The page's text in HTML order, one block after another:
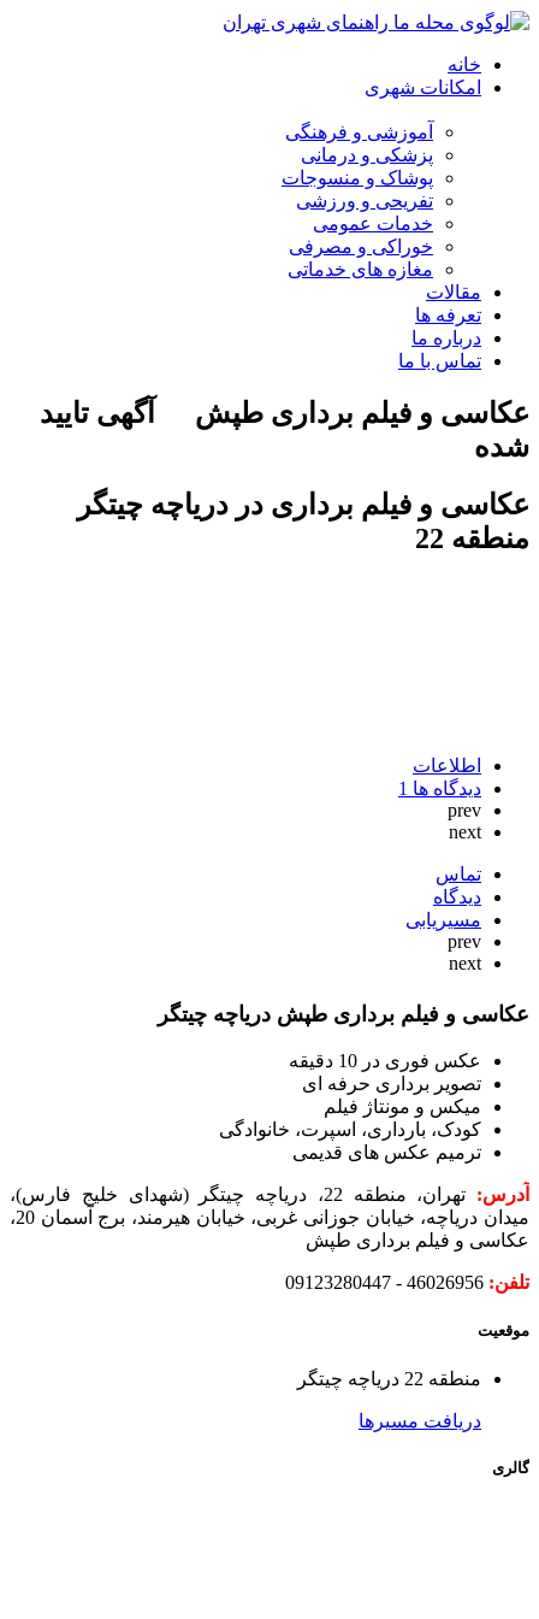
خانه
امکانات شهری
آموزشی و فرهنگی
پزشکی و درمانی
پوشاک و منسوجات
تفریحی و ورزشی
خدمات عمومی
خوراکی و مصرفی
مغازه های خدماتی
مقالات
تعرفه ها
درباره ما
تماس با ما
عکاسی و فیلم برداری طپش
آگهی تایید
شده
عکاسی و فیلم برداری در دریاچه چیتگر
منطقه 22
اطلاعات
دیدگاه ها 1
prev
next
تماس
دیدگاه
مسیریابی
prev
next
عکاسی و فیلم برداری طپش دریاچه چیتگر
عکس فوری در 10 دقیقه
تصویر برداری حرفه ای
میکس و مونتاژ فیلم
کودک، بارداری، اسپرت، خانوادگی
ترمیم عکس های قدیمی
آدرس:
تهران، منطقه 22، دریاچه چیتگر (شهدای خلیج فارس)،
میدان دریاچه، خیابان جوزانی غربی، خیابان هیرمند، برج آسمان 20،
عکاسی و فیلم برداری طپش
تلفن: 46026956 -
09123280447
موقعیت
منطقه 22 دریاچه چیتگر
دریافت مسیرها
گالری